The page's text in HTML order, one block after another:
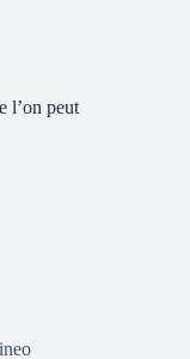
l’on peut